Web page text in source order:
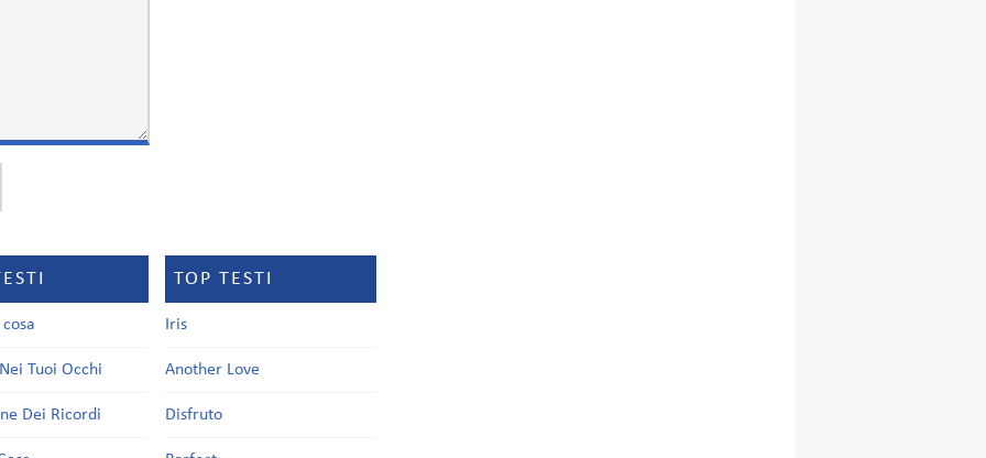
Tuoi Occhi
Dei Ricordi
TOP TESTI
Iris
Another Love
Disfruto